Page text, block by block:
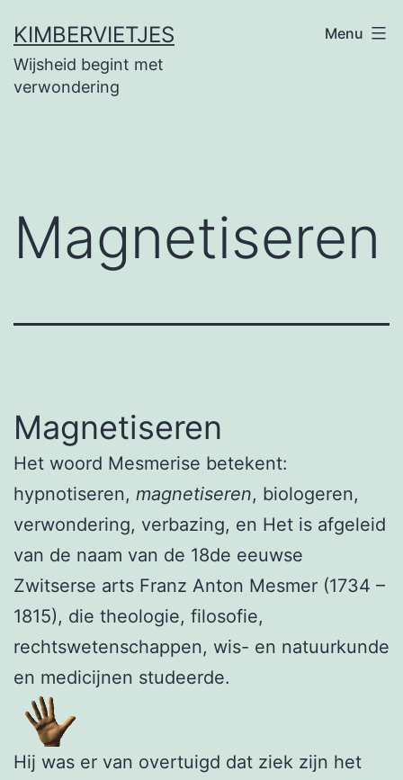
naar
de
KIMBERVIETJES
Wijsheid begint met
verwondering
Menu
Magnetiseren
Magnetiseren
Het woord Mesmerise betekent:
hypnotiseren, magnetiseren, biologeren,
verwondering, verbazing, en Het is afgeleid
van de naam van de 18de eeuwse
Zwitserse arts Franz Anton Mesmer (1734 –
1815), die theologie, filosofie,
rechtswetenschappen, wis- en natuurkunde
en medicijnen studeerde.
Hij was er van overtuigd dat ziek zijn het